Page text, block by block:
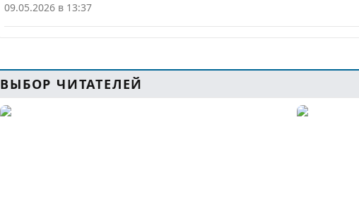
09.05.2026 в 13:37
ВЫБОР ЧИТАТЕЛЕЙ